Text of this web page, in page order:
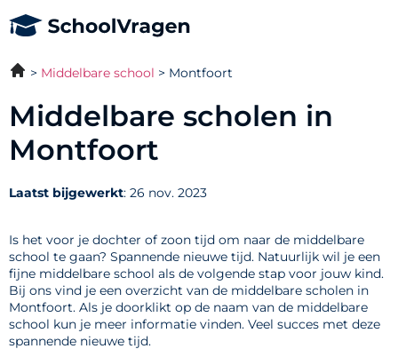
Middelbare school Montfoort
Middelbare scholen in
Montfoort
Laatst bijgewerkt: 26 nov. 2023
Is het voor je dochter of zoon tijd om naar de middelbare
school te gaan? Spannende nieuwe tijd. Natuurlijk wil je een
fijne middelbare school als de volgende stap voor jouw kind.
Bij ons vind je een overzicht van de middelbare scholen in
Montfoort. Als je doorklikt op de naam van de middelbare
school kun je meer informatie vinden. Veel succes met deze
spannende nieuwe tijd.